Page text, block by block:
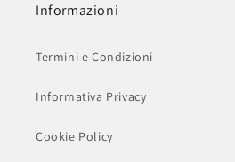
Informazioni
Termini e Condizioni
Informativa Privacy
Cookie Policy